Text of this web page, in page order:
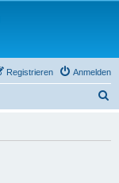
Anmelden
Registrieren